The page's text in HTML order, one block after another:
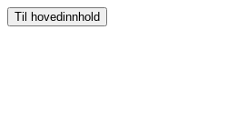
Til hovedinnhold